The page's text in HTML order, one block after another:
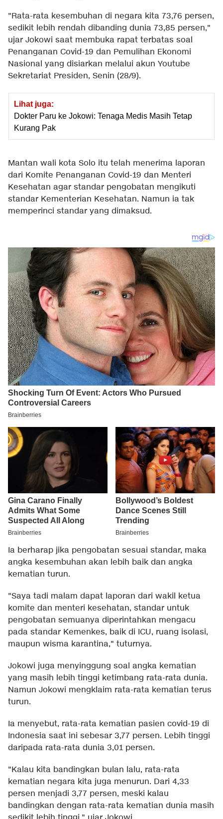
"Rata-rata kesembuhan di negara kita 73,76 persen,
sedikit lebih rendah dibanding dunia 73,85 persen,"
ujar Jokowi saat membuka rapat terbatas soal
Penanganan Covid-19 dan Pemulihan Ekonomi
Nasional yang disiarkan melalui akun Youtube
Sekretariat Presiden, Senin (28/9).
Lihat juga:
Dokter Paru ke Jokowi: Tenaga Medis Masih Tetap
Kurang Pak
Mantan wali kota Solo itu telah menerima laporan
dari Komite Penanganan Covid-19 dan Menteri
Kesehatan agar standar pengobatan mengikuti
standar Kementerian Kesehatan. Namun ia tak
memperinci standar yang dimaksud.
Ia berharap jika pengobatan sesuai standar, maka
angka kesembuhan akan lebih baik dan angka
kematian turun.
"Saya tadi malam dapat laporan dari wakil ketua
komite dan menteri kesehatan, standar untuk
pengobatan semuanya diperintahkan mengacu
pada standar Kemenkes, baik di ICU, ruang isolasi,
maupun wisma karantina," tuturnya.
Jokowi juga menyinggung soal angka kematian
yang masih lebih tinggi ketimbang rata-rata dunia.
Namun Jokowi mengklaim rata-rata kematian terus
turun.
Ia menyebut, rata-rata kematian pasien covid-19 di
Indonesia saat ini sebesar 3,77 persen. Lebih tinggi
daripada rata-rata dunia 3,01 persen.
"Kalau kita bandingkan bulan lalu, rata-rata
kematian negara kita juga menurun. Dari 4,33
persen menjadi 3,77 persen, meski kalau
bandingkan dengan rata-rata kematian dunia masih